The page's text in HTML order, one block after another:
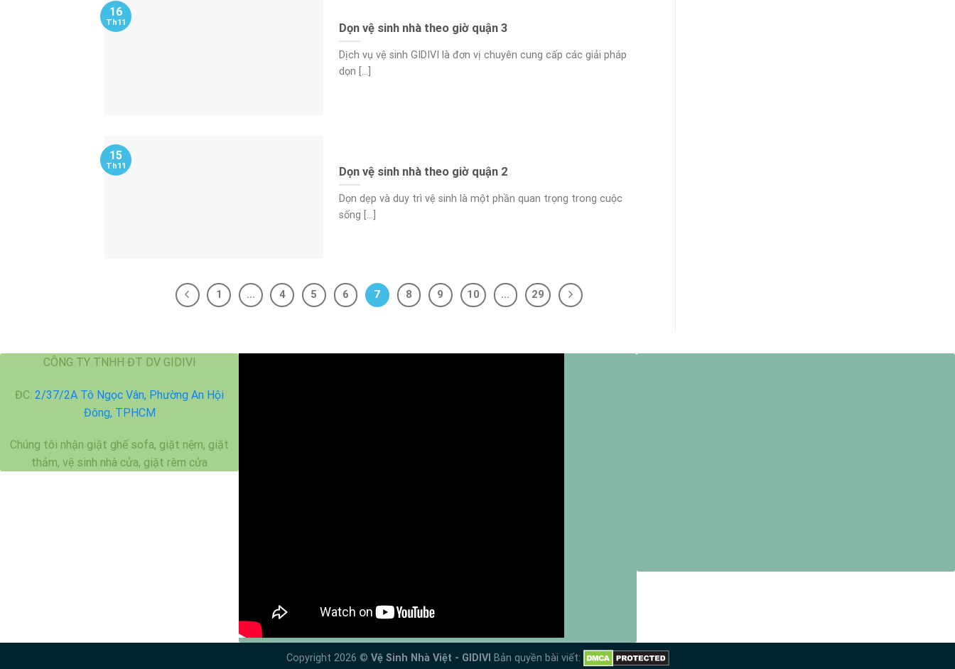
Dọn vệ sinh nhà theo giờ quận 3
Dịch vụ vệ sinh GIDIVI là đơn vị chuyên cung cấp các giải pháp
dọn [...]
16
Th11
Dọn vệ sinh nhà theo giờ quận 2
Dọn dẹp và duy trì vệ sinh là một phần quan trọng trong cuộc
sống [...]
15
Th11
1 … 4 5 6 7 8 9 10 … 29
CÔNG TY TNHH ĐT DV GIDIVI
ĐC: 2/37/2A Tô Ngọc Vân, Phường An Hội
Đông, TPHCM
Chúng tôi nhận giặt ghế sofa, giặt nệm, giặt
thảm, vệ sinh nhà cửa, giặt rèm cửa
Copyright 2026 © Vệ Sinh Nhà Việt - GIDIVI Bản quyền bài viết: